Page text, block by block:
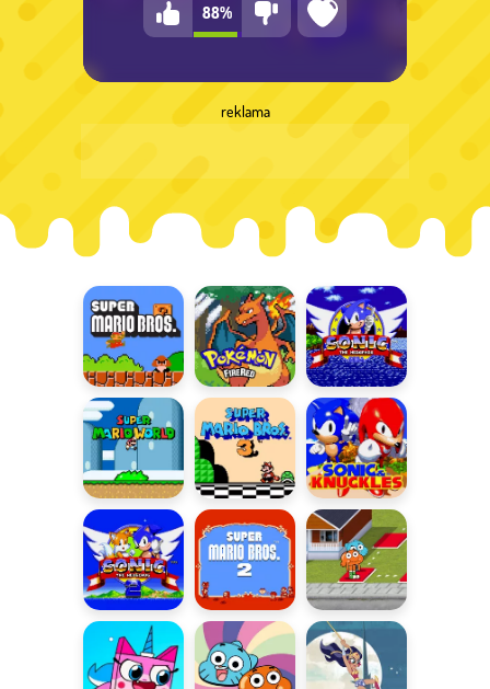
88%
reklama
Super Mario
Bros
Pokemon Fire
Red
Sonic the
Hedgehog
Super Mario
World
Super Mario
Bros 3
Sonic &
Knuckles
Sonic the
Hedgehog 2
Super Mario
Bros 2
Łowca
Trofeów